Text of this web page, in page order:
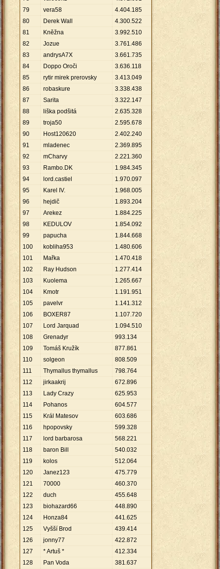
79
vera58 4.404.185
80
Derek Wall 4.300.522
81
Kněžna 3.992.510
82
Jozue 3.761.486
83
andrysA7X 3.661.735
84
Doppo Oroči 3.636.118
85
rytir mirek prerovsky 3.413.049
86
robaskure 3.338.438
87
Sarita 3.322.147
88
liška podšitá 2.635.328
89
troja50 2.595.678
90
Host120620 2.402.240
91
mladenec 2.369.895
92
mCharvy 2.221.360
93
Rambo.DK 1.984.345
94
lord.castiel 1.970.097
95
Karel IV. 1.968.005
96
hejdič 1.893.204
97
Arekez 1.884.225
98
KEDULOV 1.854.092
99
papucha 1.844.668
100
kobliha953 1.480.606
101
Mařka 1.470.418
102
Ray Hudson 1.277.414
103
Kuolema 1.265.667
104
Kmotr 1.191.951
105
pavelvr 1.141.312
106
BOXER87 1.107.720
107
Lord Jarquad 1.094.510
108
Grenadyr 993.134
109
Tomáš Kružík 877.861
110
solgeon 808.509
111
Thymallus thymallus 798.764
112
jirkaakrij 672.896
113
Lady Crazy 625.953
114
Pohanos 604.577
115
Král Matesov 603.686
116
hpopovsky 599.328
117
lord barbarosa 568.221
118
baron Bill 540.032
119
kolos 512.064
120
Janez123 475.779
121
70000 460.370
122
duch 455.648
123
biohazard66 448.890
124
Honza84 441.625
125
Vyšší Brod 439.414
126
jonny77 422.872
127
* Artuš * 412.334
128
Pan Voda 381.637